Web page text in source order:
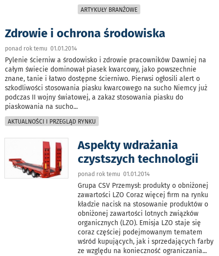
ARTYKUŁY BRANŻOWE
Zdrowie i ochrona środowiska
ponad rok temu 01.01.2014
Pylenie ścierniw a środowisko i zdrowie pracowników Dawniej na
całym świecie dominował piasek kwarcowy, jako powszechnie
znane, tanie i łatwo dostępne ścierniwo. Pierwsi ogłosili alert o
szkodliwości stosowania piasku kwarcowego na sucho Niemcy już
podczas II wojny światowej, a zakaz stosowania piasku do
piaskowania na sucho...
AKTUALNOŚCI I PRZEGLĄD RYNKU
Aspekty wdrażania
czystszych technologii
ponad rok temu 01.01.2014
Grupa CSV Przemysł: produkty o obniżonej
zawartości LZO Coraz więcej firm na rynku
kładzie nacisk na stosowanie produktów o
obniżonej zawartości lotnych związków
organicznych (LZO). Emisja LZO staje się
coraz częściej podejmowanym tematem
wśród kupujących, jak i sprzedających farby
ze względu na konieczność ograniczania...